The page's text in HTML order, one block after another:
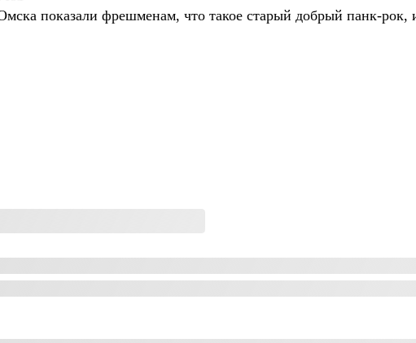
показали фрешменам, что такое старый добрый панк-рок,